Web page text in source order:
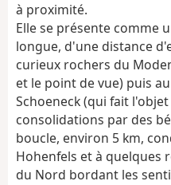
à proximité.
Elle se présente comme
longue, d'une distance
curieux rochers du
et le point de vue) puis
Schoeneck (qui fait
consolidations par des
boucle, environ 5 km,
Hohenfels et à quelques
du Nord bordant les